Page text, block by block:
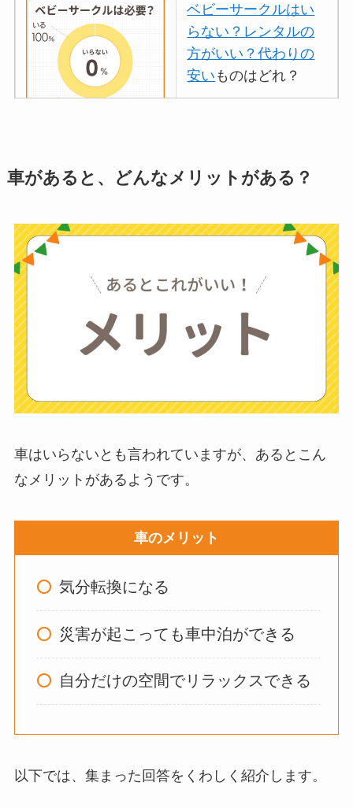
ベビーサークルはい
らない？レンタルの
方がいい？代わりの
安い ものはどれ？
代用やおすすめは？
いい？
ない？三輪車とどっ
ちがいい？買った人
に後悔
を聞いてみた
らない？買ってよか
燥機や掃除機など
お風呂の蓋はいらな
い？どうしてる？代
はいらない？飽きる
オイルポットはいる
車があると、どんなメリットがある？
車はいらないとも言われていますが、あるとこん
なメリットがあるようです。
車のメリット
気分転換になる
災害が起こっても車中泊ができる
自分だけの空間でリラックスできる
以下では、集まった回答をくわしく紹介します。